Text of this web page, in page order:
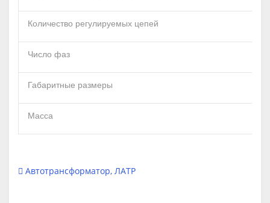
Количество регулируемых цепей
Число фаз
Габаритные размеры
Масса
Автотрансформатор, ЛАТР